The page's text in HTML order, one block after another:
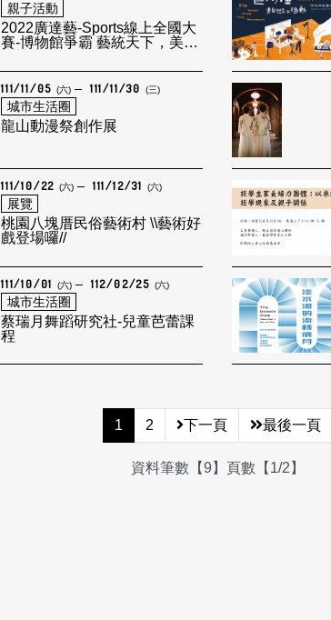
親子活動
2022廣達藝-Sports線上全國大
賽-博物館爭霸 藝統天下，美學
111/11/05 (六) 111/11/30 (三)
城市生活圈
龍山動漫祭創作展
111/10/22 (六) 111/12/31 (六)
展覽
桃園八塊厝民俗藝術村 \\藝術好
戲登場囉//
111/10/01 (六) 112/02/25 (六)
城市生活圈
蔡瑞月舞蹈研究社-兒童芭蕾課
程
1 2 下一頁 最後一頁
資料筆數【9】頁數【1/2】